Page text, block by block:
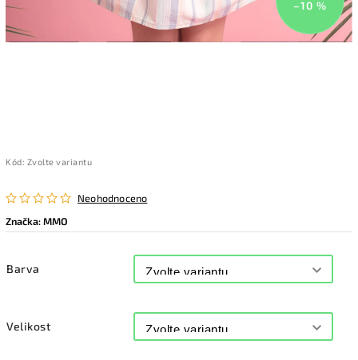
–10 %
Kód: Zvolte variantu
Neohodnoceno
Značka:MMO
Barva
Velikost